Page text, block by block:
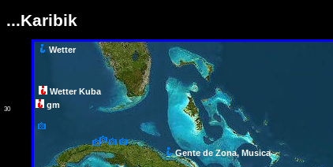
30
...Karibik
gm
Wetter Kuba
Gente de Zona, Musica
Wetter